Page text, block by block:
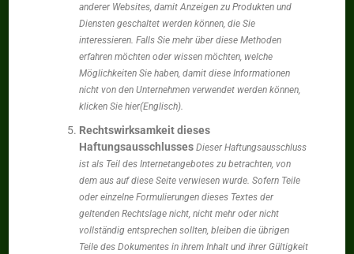
anderer Websites, damit Anzeigen zu Produkten und
Diensten geschaltet werden können, die Sie
interessieren. Falls Sie mehr über diese Methoden
erfahren möchten oder wissen möchten, welche
Möglichkeiten Sie haben, damit diese Informationen
nicht von den Unternehmen verwendet werden können,
klicken Sie hier(Englisch).
Rechtswirksamkeit dieses
Haftungsausschlusses Dieser Haftungsausschluss
ist als Teil des Internetangebotes zu betrachten, von
dem aus auf diese Seite verwiesen wurde. Sofern Teile
oder einzelne Formulierungen dieses Textes der
geltenden Rechtslage nicht, nicht mehr oder nicht
vollständig entsprechen sollten, bleiben die übrigen
Teile des Dokumentes in ihrem Inhalt und ihrer Gültigkeit